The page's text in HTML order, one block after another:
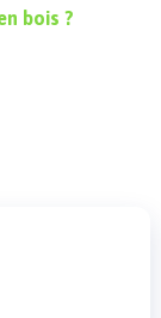
bois ?